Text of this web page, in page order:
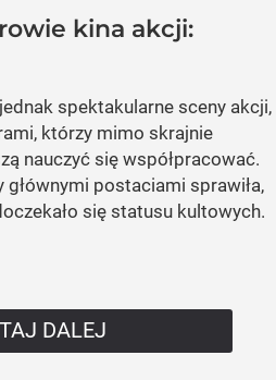
kina akcji:
spektakularne sceny akcji,
którzy mimo skrajnie
nauczyć się współpracować.
głównymi postaciami sprawiła,
się statusu kultowych.
DALEJ